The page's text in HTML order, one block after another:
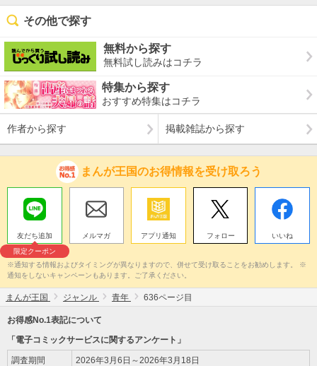
その他で探す
無料から探す
無料試し読みはコチラ
特集から探す
おすすめ特集はコチラ
作者から探す 掲載雑誌から探す
まんが王国のお得情報を受け取ろう
友だち追加
限定クーポン
メルマガ アプリ通知 フォロー いいね
※通知する情報およびタイミングが異なりますので、併せて受け取ることをお勧めします。 ※
通知をしないキャンペーンもあります。ご了承ください。
まんが王国 ジャンル 青年 636ページ目
お得感No.1表記について
「電子コミックサービスに関するアンケート」
調査期間 2026年3月6日～2026年3月18日